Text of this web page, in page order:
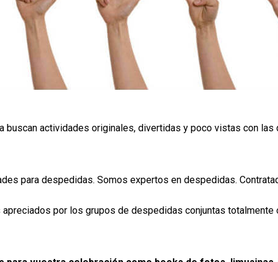
buscan actividades originales, divertidas y poco vistas con las
para despedidas. Somos expertos en despedidas.
por los grupos de despedidas conjuntas totalmente